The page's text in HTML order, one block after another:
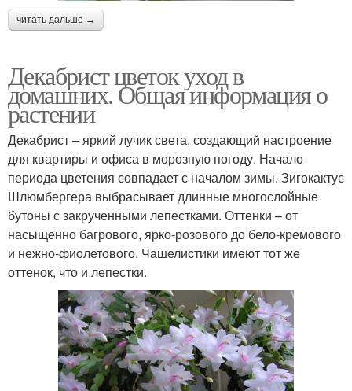
читать дальше →
Декабрист цветок уход в
домашних. Общая информация о
растении
Декабрист – яркий лучик света, создающий настроение
для квартиры и офиса в морозную погоду. Начало
периода цветения совпадает с началом зимы. Зигокактус
Шлюмбергера выбрасывает длинные многослойные
бутоны с закрученными лепестками. Оттенки – от
насыщенно багрового, ярко-розового до бело-кремового
и нежно-фиолетового. Чашелистики имеют тот же
оттенок, что и лепестки.